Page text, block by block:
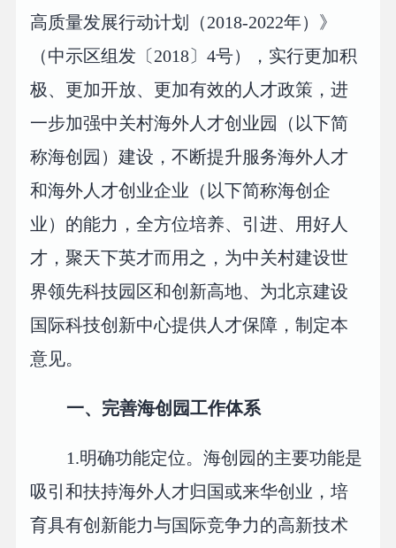
高质量发展行动计划（2018-2022年）》
（中示区组发〔2018〕4号），实行更加积
极、更加开放、更加有效的人才政策，进
一步加强中关村海外人才创业园（以下简
称海创园）建设，不断提升服务海外人才
和海外人才创业企业（以下简称海创企
业）的能力，全方位培养、引进、用好人
才，聚天下英才而用之，为中关村建设世
界领先科技园区和创新高地、为北京建设
国际科技创新中心提供人才保障，制定本
意见。
一、完善海创园工作体系
1.明确功能定位。海创园的主要功能是
吸引和扶持海外人才归国或来华创业，培
育具有创新能力与国际竞争力的高新技术